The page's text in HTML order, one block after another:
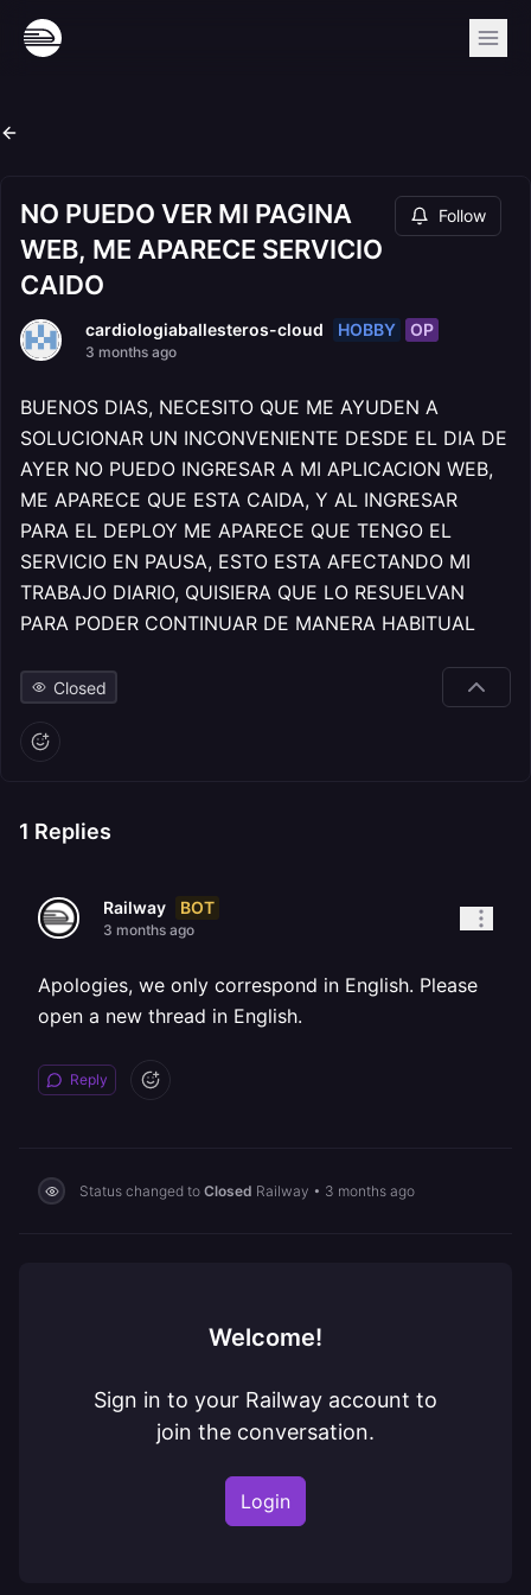
NO PUEDO VER MI PAGINA
WEB, ME APARECE SERVICIO
CAIDO
Follow
cardiologiaballesteros-cloud HOBBY OP
3 months ago
BUENOS DIAS, NECESITO QUE ME AYUDEN A
SOLUCIONAR UN INCONVENIENTE DESDE EL DIA DE
AYER NO PUEDO INGRESAR A MI APLICACION WEB,
ME APARECE QUE ESTA CAIDA, Y AL INGRESAR
PARA EL DEPLOY ME APARECE QUE TENGO EL
SERVICIO EN PAUSA, ESTO ESTA AFECTANDO MI
TRABAJO DIARIO, QUISIERA QUE LO RESUELVAN
PARA PODER CONTINUAR DE MANERA HABITUAL
Closed
1 Replies
Railway BOT
3 months ago
Apologies, we only correspond in English. Please
open a new thread in English.
Reply
Status changed to Closed Railway • 3 months ago
Welcome!
Sign in to your Railway account to
join the conversation.
Login